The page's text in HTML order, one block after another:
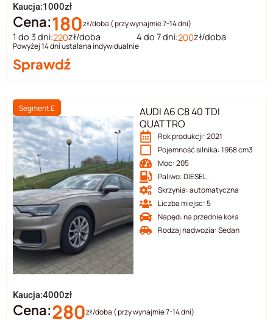
Kaucja:1000zł
Cena:180zł/doba ( przy wynajmie 7-14 dni)
1 do 3 dni:220zł/doba 4 do 7 dni:200zł/doba
Powyżej 14 dni ustalana indywidualnie
Sprawdź
Segment E
AUDI A6 C8 40 TDI
QUATTRO
Rok produkcji: 2021
Pojemność silnika: 1968 cm3
Moc: 205
Paliwo: DIESEL
Skrzynia: automatyczna
Liczba miejsc: 5
Napęd: na przednie koła
Rodzaj nadwozia: Sedan
Kaucja:4000zł
Cena:280zł/doba ( przy wynajmie 7-14 dni)